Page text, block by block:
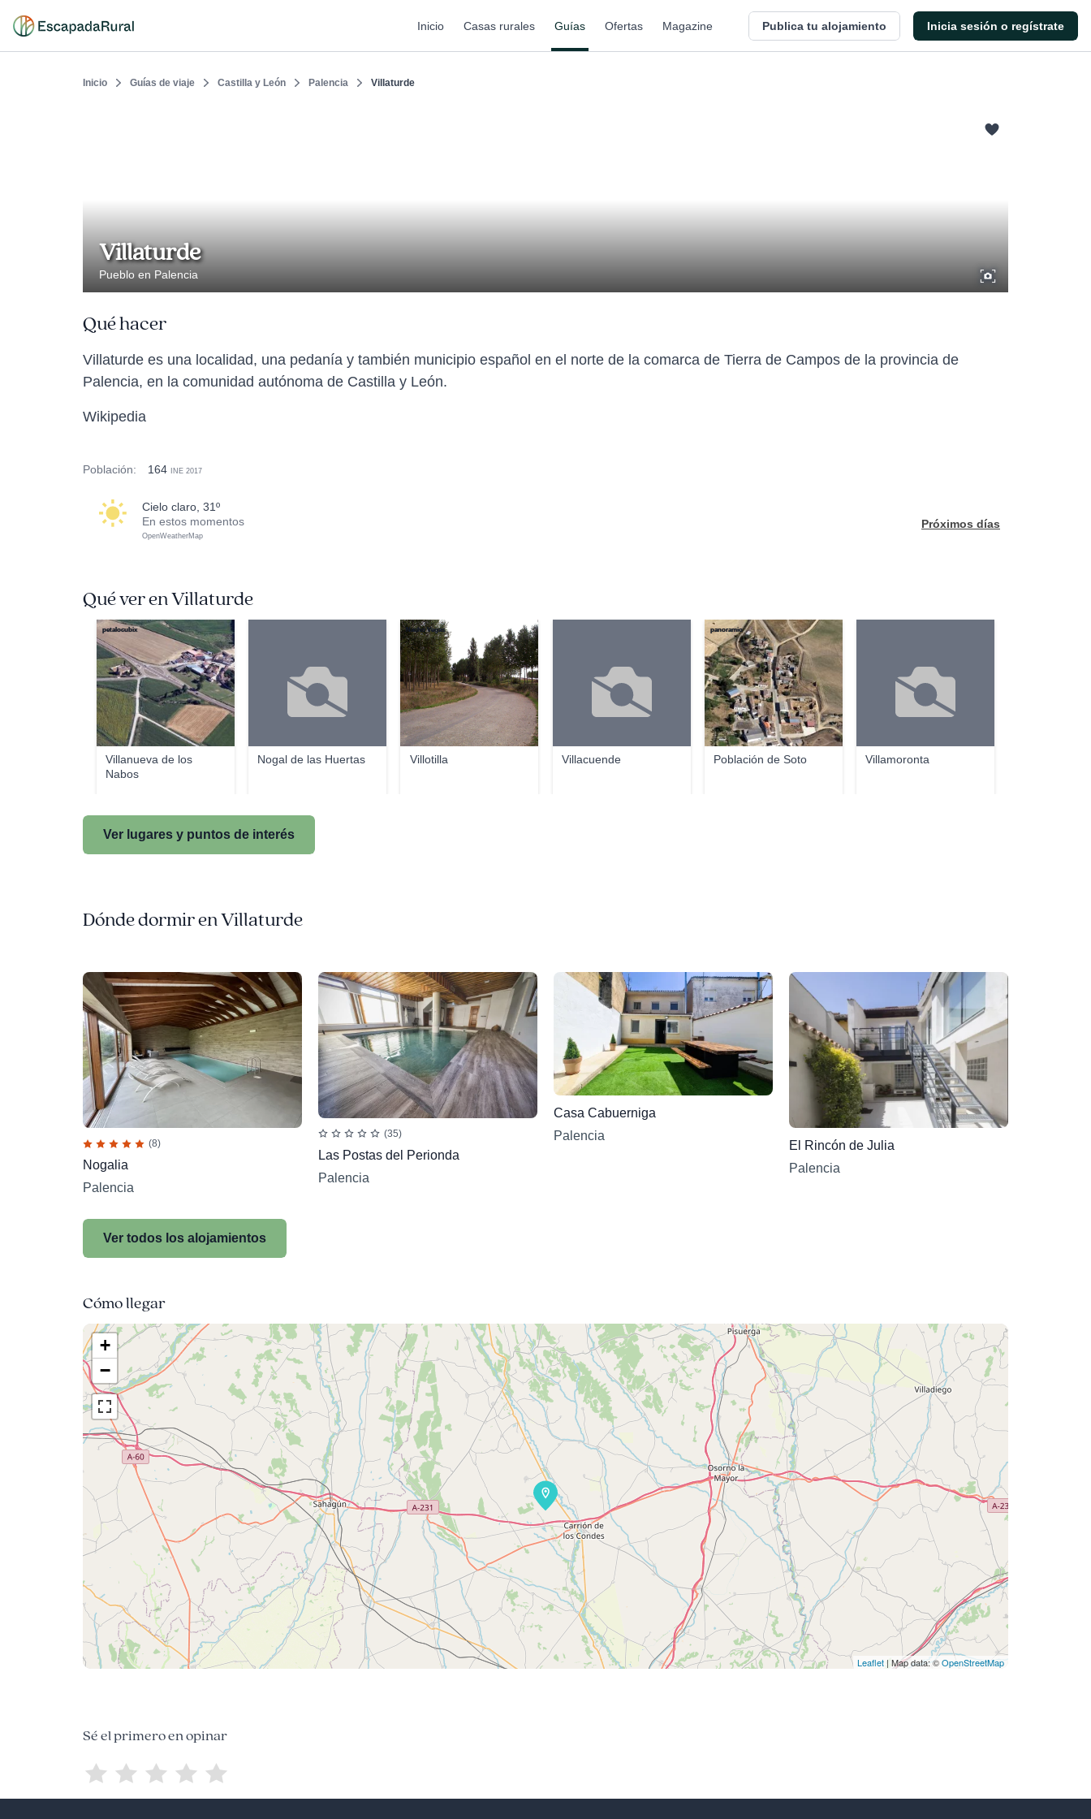
Inicio Casas rurales Guías Ofertas Magazine Publica tu alojamiento Inicia sesión o regístrate
Inicio Guías de viaje Castilla y León Palencia Villaturde
Villaturde
Pueblo en Palencia
Qué hacer
Villaturde es una localidad, una pedanía y también municipio español en el norte de la comarca de Tierra de Campos de la provincia de
Palencia, en la comunidad autónoma de Castilla y León.
Wikipedia
Población: 164 INE 2017
cielo claro, 31º
En estos momentos
OpenWeatherMap
Próximos días
Qué ver en Villaturde
Villanueva de los
Nabos
petalocubix
Nogal de las Huertas Villotilla
Nacho Vegas
Villacuende Población de Soto
panoramio
Villamoronta
Ver lugares y puntos de interés
Dónde dormir en Villaturde
(8)
Nogalia
Palencia
(35)
Las Postas del Perionda
Palencia
Casa Cabuerniga
Palencia
El Rincón de Julia
Palencia
Ver todos los alojamientos
Cómo llegar
+
−
Leaflet | Map data: ©OpenStreetMap
Sé el primero en opinar